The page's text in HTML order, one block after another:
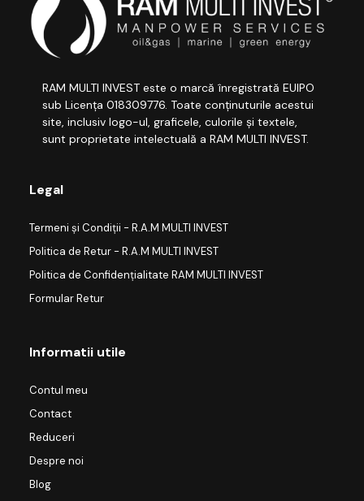
RAM MULTI INVEST este o marcă înregistrată EUIPO
sub Licența 018309776. Toate conținuturile acestui
site, inclusiv logo-ul, graficele, culorile și textele,
sunt proprietate intelectuală a RAM MULTI INVEST.
Legal
Termeni și Condiții - R.A.M MULTI INVEST
Politica de Retur - R.A.M MULTI INVEST
Politica de Confidențialitate RAM MULTI INVEST
Formular Retur
Informatii utile
Contul meu
Contact
Reduceri
Despre noi
Blog